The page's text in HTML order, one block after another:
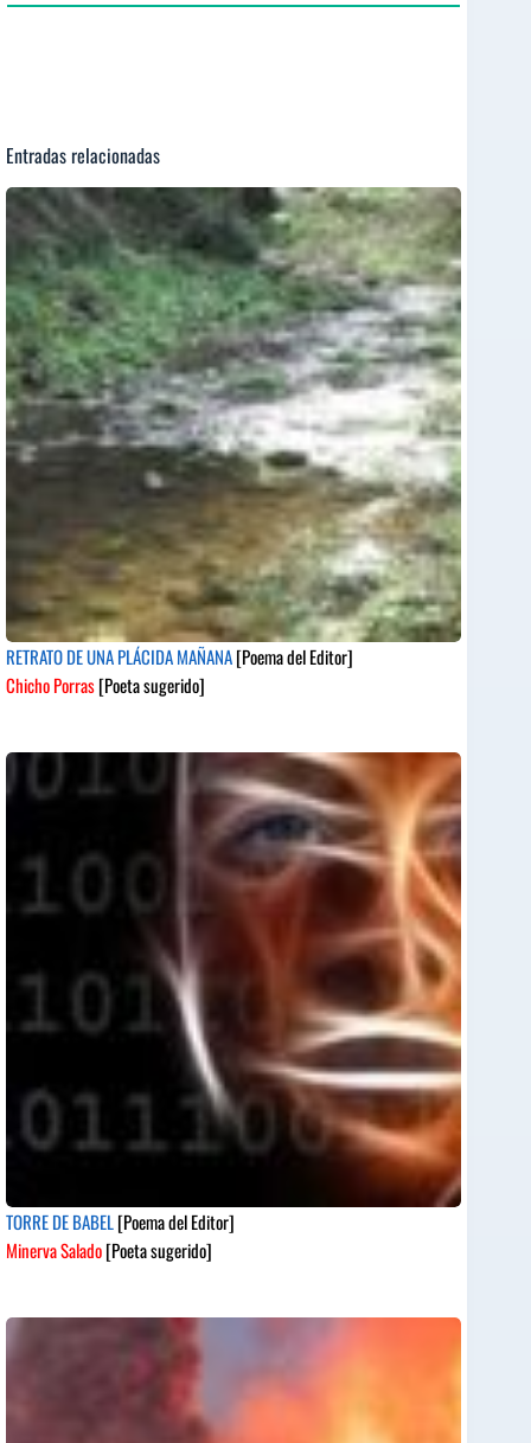
Entradas relacionadas
RETRATO DE UNA PLÁCIDA MAÑANA[Poema del Editor]
Chicho Porras[Poeta sugerido]
TORRE DE BABEL[Poema del Editor]
Minerva Salado[Poeta sugerido]